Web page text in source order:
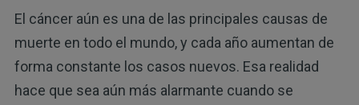
El cáncer aún es una de las principales causas de
muerte en todo el mundo, y cada año aumentan de
forma constante los casos nuevos. Esa realidad
hace que sea aún más alarmante cuando se